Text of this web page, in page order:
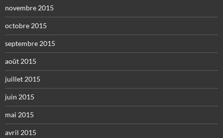
novembre 2015
octobre 2015
septembre 2015
août 2015
juillet 2015
juin 2015
mai 2015
avril 2015